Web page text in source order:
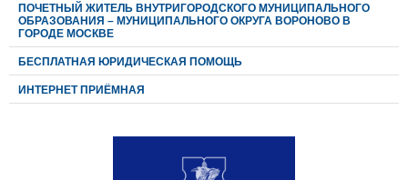
ПОЧЕТНЫЙ ЖИТЕЛЬ ВНУТРИГОРОДСКОГО МУНИЦИПАЛЬНОГО
ОБРАЗОВАНИЯ – МУНИЦИПАЛЬНОГО ОКРУГА ВОРОНОВО В
ГОРОДЕ МОСКВЕ
БЕСПЛАТНАЯ ЮРИДИЧЕСКАЯ ПОМОЩЬ
ИНТЕРНЕТ ПРИЁМНАЯ